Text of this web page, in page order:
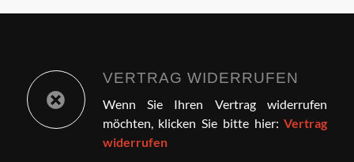
VERTRAG WIDERRUFEN
Wenn Sie Ihren Vertrag widerrufen
möchten, klicken Sie bitte hier:Vertrag
widerrufen